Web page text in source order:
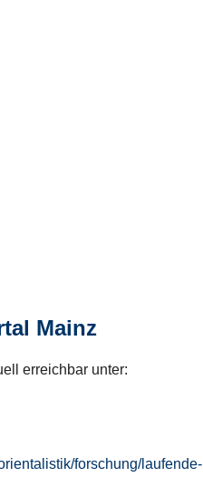
Mainz
erreichbar unter:
forschung/laufende-